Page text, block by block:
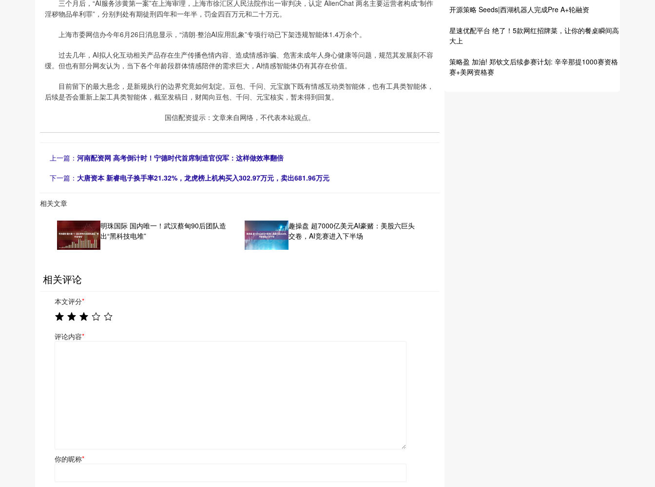
三个月后，“AI服务涉黄第一案”在上海审理，上海市徐汇区人民法院作出一审判决，认定 AlienChat 两名主要运营者构成“制作
淫秽物品牟利罪”，分别判处有期徒刑四年和一年半，罚金四百万元和二十万元。
上海市委网信办今年6月26日消息显示，“清朗·整治AI应用乱象”专项行动已下架违规智能体1.4万余个。
过去几年，AI拟人化互动相关产品存在生产传播色情内容、造成情感诈骗、危害未成年人身心健康等问题，规范其发展刻不容
缓。但也有部分网友认为，当下各个年龄段群体情感陪伴的需求巨大，AI情感智能体仍有其存在价值。
目前留下的最大悬念，是新规执行的边界究竟如何划定。豆包、千问、元宝旗下既有情感互动类智能体，也有工具类智能体，
后续是否会重新上架工具类智能体，截至发稿日，财闻向豆包、千问、元宝核实，暂未得到回复。
国信配资提示：文章来自网络，不代表本站观点。
上一篇： 河南配资网 高考倒计时！宁德时代首席制造官倪军：这样做效率翻倍
下一篇： 大唐资本 新睿电子换手率21.32%，龙虎榜上机构买入302.97万元，卖出681.96万元
相关文章
明珠国际 国内唯一！武汉蔡甸90后团队造
出“黑科技电堆”
趣操盘 超7000亿美元AI豪赌：美股六巨头
交卷，AI竞赛进入下半场
相关评论
本文评分*
评论内容*
你的昵称*
开源策略 Seeds|西湖机器人完成Pre A+轮融资
星速优配平台 绝了！5款网红招牌菜，让你的餐桌瞬间高
大上
策略盈 加油! 郑钦文后续参赛计划: 辛辛那提1000赛资格
赛+美网资格赛